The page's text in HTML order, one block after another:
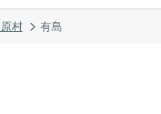
村 有島